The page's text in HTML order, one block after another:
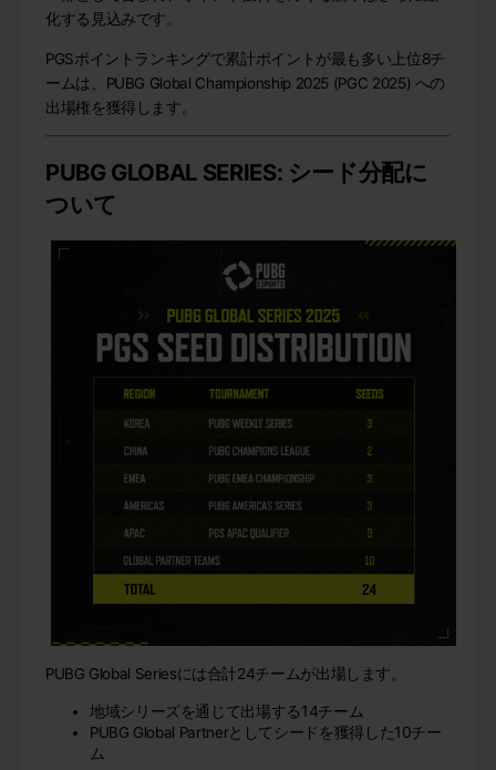
化する見込みです。
PGSポイントランキングで累計ポイントが最も多い上位8チ
ームは、PUBG Global Championship 2025 (PGC 2025) への
出場権を獲得します。
PUBG GLOBAL SERIES: シード分配に
ついて
PUBG Global Seriesには合計24チームが出場します。
地域シリーズを通じて出場する14チーム
PUBG Global Partnerとしてシードを獲得した10チー
ム